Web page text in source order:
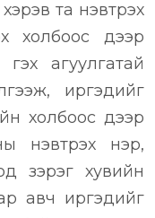
та нэвтрэх
холбоос дээр
агуулгатай
иргэдийг
холбоос дээр
нэвтрэх нэр,
зэрэг хувийн
авч иргэдийг